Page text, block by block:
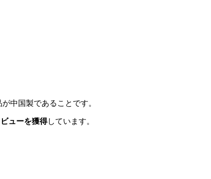
中国製であることです。
ューを獲得しています。